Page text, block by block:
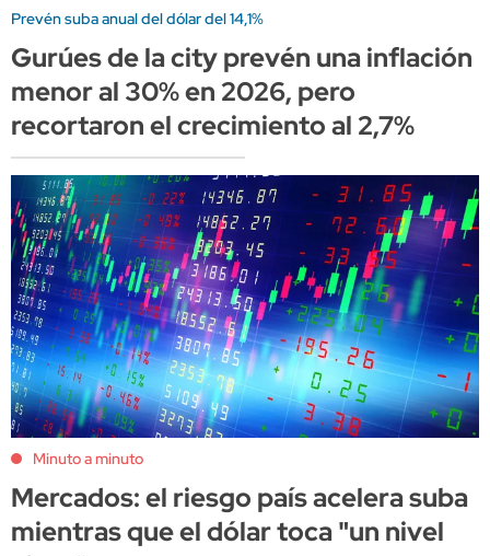
Prevén suba anual del dólar del 14,1%
Gurúes de la city prevén una inflación
menor al 30% en 2026, pero
recortaron el crecimiento al 2,7%
Minuto a minuto
Mercados: el riesgo país acelera suba
mientras que el dólar toca "un nivel